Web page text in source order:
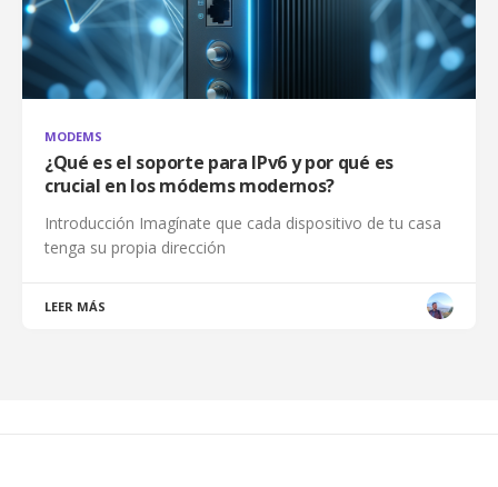
MODEMS
¿Qué es el soporte para IPv6 y por qué es
crucial en los módems modernos?
Introducción Imagínate que cada dispositivo de tu casa
tenga su propia dirección
LEER MÁS